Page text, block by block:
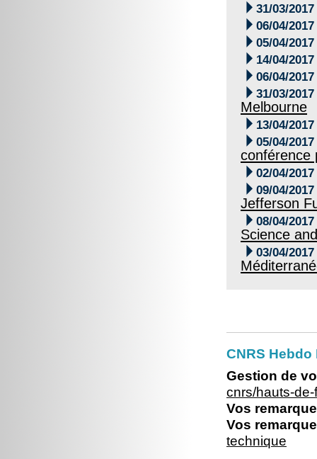
 31/03/2017
 06/04/2017
 05/04/2017
 14/04/2017
 06/04/2017
 31/03/2017
Melbourne
 13/04/2017
 05/04/2017
conférence
 02/04/2017
 09/04/2017
Jefferson
 08/04/2017
Science
 03/04/2017
CNRS
Gestion de
cnrs/hauts-
Vos
Vos
technique